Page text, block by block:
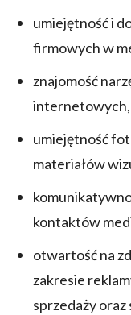
umiejętność i
firmowych w
znajomość
internetowych,
umiejętność
materiałów
kontaktów
otwartość na
zakresie
sprzedaży